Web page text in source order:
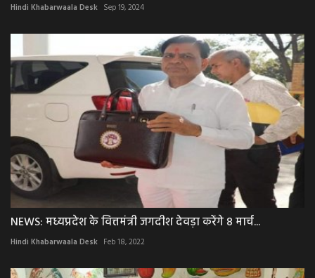
Hindi Khabarwaala Desk Sep 19, 2024
NEWS: मध्यप्रदेश के वित्तमंत्री जगदीश देवड़ा करेंगे 8 मार्च...
Hindi Khabarwaala Desk Feb 18, 2022